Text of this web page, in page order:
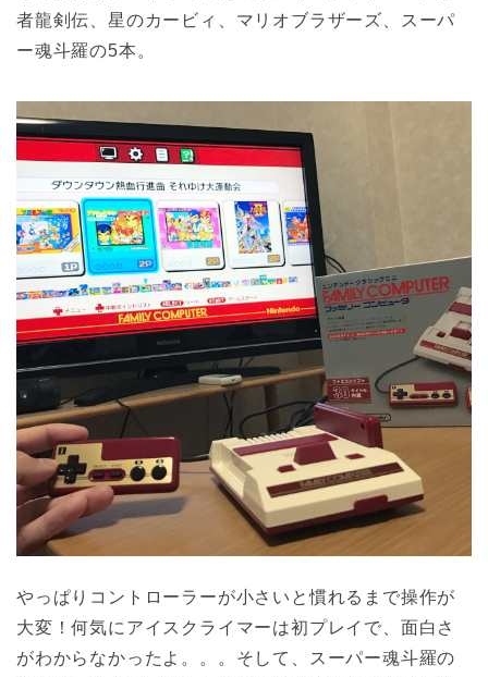
者龍剣伝、星のカービィ、マリオブラザーズ、スーパ
ー魂斗羅の5本。
やっぱりコントローラーが小さいと慣れるまで操作が
大変！何気にアイスクライマーは初プレイで、面白さ
がわからなかったよ。。。そして、スーパー魂斗羅の